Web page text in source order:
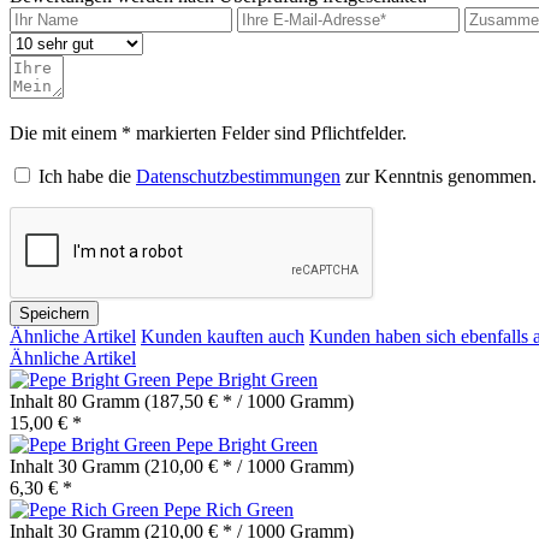
Die mit einem * markierten Felder sind Pflichtfelder.
Ich habe die Datenschutzbestimmungen zur Kenntnis genommen.
Speichern
Ähnliche Artikel Kunden kauften auch Kunden haben sich ebenfalls
Ähnliche Artikel
Pepe Bright Green
Inhalt 80 Gramm (187,50 € * / 1000 Gramm)
15,00 € *
Pepe Bright Green
Inhalt 30 Gramm (210,00 € * / 1000 Gramm)
6,30 € *
Pepe Rich Green
Inhalt 30 Gramm (210,00 € * / 1000 Gramm)